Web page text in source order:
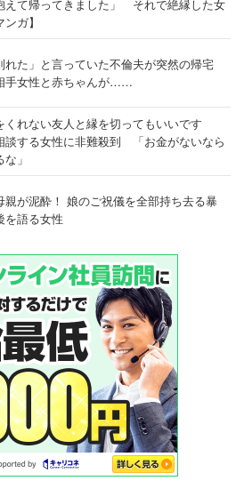
えて帰ってきました」 それで絶縁した女
ガ】
れた」と言っていた不倫夫が突然の帰宅
手女性と赤ちゃんが……
くれない友人と縁を切ってもいいです
談する女性に非難殺到 「お金がないなら
」
親が泥酔！ 娘のご祝儀を全部持ち去る暴
語る女性